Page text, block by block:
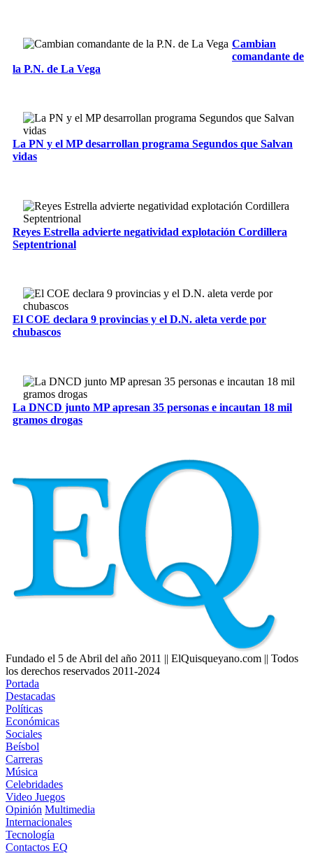
Cambian
comandante de
la P.N. de La Vega
La PN y el MP desarrollan programa Segundos que Salvan
vidas
Reyes Estrella advierte negatividad explotación Cordillera
Septentrional
El COE declara 9 provincias y el D.N. aleta verde por
chubascos
La DNCD junto MP apresan 35 personas e incautan 18 mil
gramos drogas
Fundado el 5 de Abril del año 2011 || ElQuisqueyano.com || Todos
los derechos reservados 2011-2024
Portada
Destacadas
Políticas
Económicas
Sociales
Beísbol
Carreras
Música
Celebridades
Video Juegos
Opinión Multimedia
Internacionales
Tecnología
Contactos EQ